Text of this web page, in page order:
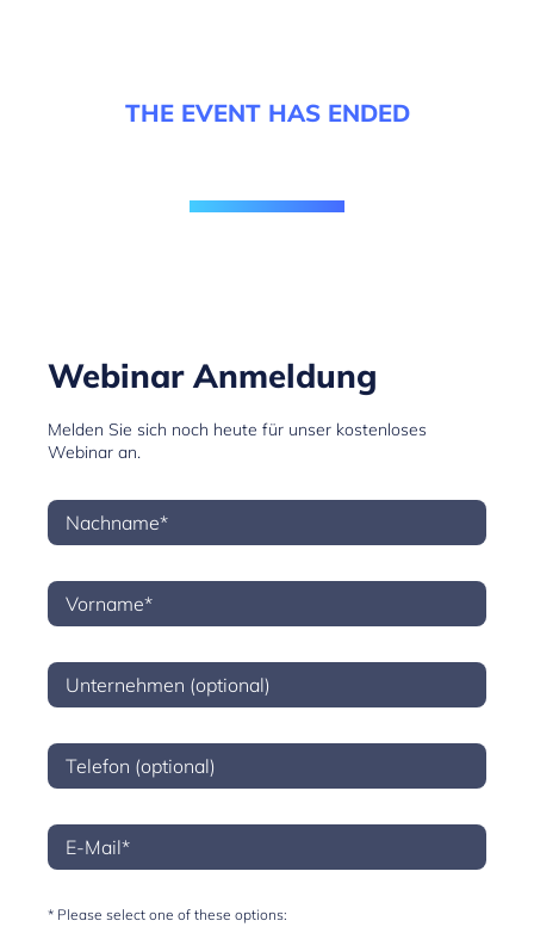
THE EVENT HAS ENDED
Webinar Anmeldung
Melden Sie sich noch heute für unser kostenloses
Webinar an.
* Please select one of these options: